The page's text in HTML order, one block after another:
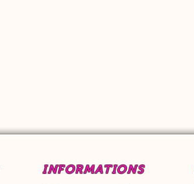
INFORMATIONS